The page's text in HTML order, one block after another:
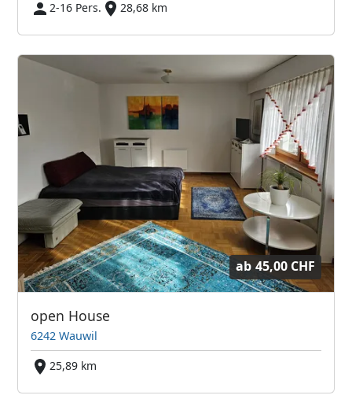
2-16 Pers.
28,68 km
ab 45,00 CHF
open House
6242 Wauwil
25,89 km